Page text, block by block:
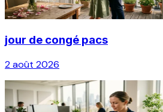
jour de congé pacs
2 août 2026